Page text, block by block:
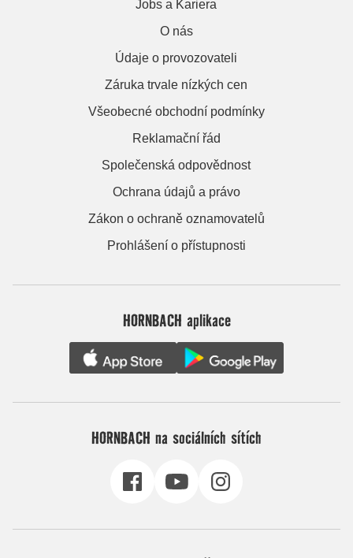
Jobs a Kariera
O nás
Údaje o provozovateli
Záruka trvale nízkých cen
Všeobecné obchodní podmínky
Reklamační řád
Společenská odpovědnost
Ochrana údajů a právo
Zákon o ochraně oznamovatelů
Prohlášení o přístupnosti
HORNBACH aplikace
HORNBACH na sociálních sítích